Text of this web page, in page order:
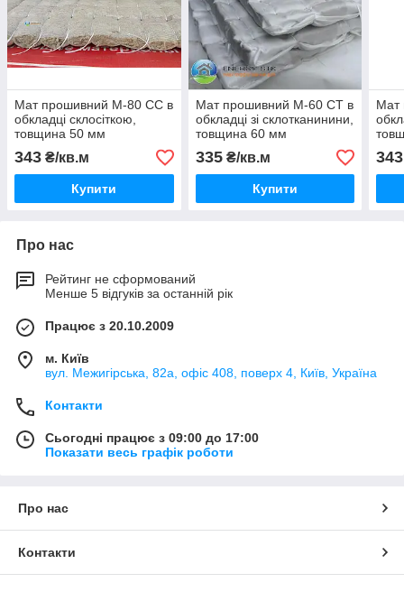
Мат прошивний М-80 СС в
обкладці склосіткою,
товщина 50 мм
343 ₴/кв.м
Купити
Мат прошивний М-60 СТ в
обкладці зі склотканинини,
товщина 60 мм
335₴/кв.м
Купити
Мат
343
Про нас
Рейтинг не сформований
Менше 5 відгуків за останній рік
Працює з 20.10.2009
м. Київ
вул. Межигірська, 82а, офіс 408, поверх 4, Київ, Україна
Контакти
Сьогодні працює з 09:00 до 17:00
Показати весь графік роботи
Про нас
Контакти